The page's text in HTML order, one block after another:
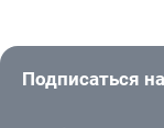
Подписаться